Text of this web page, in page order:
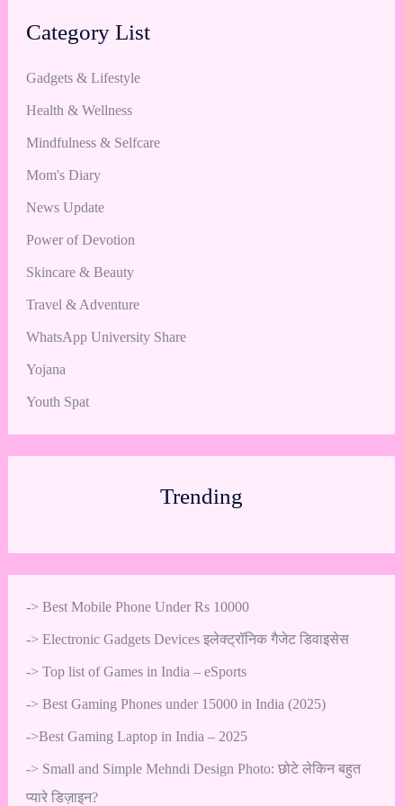
Category List
Gadgets & Lifestyle
Health & Wellness
Mindfulness & Selfcare
Mom's Diary
News Update
Power of Devotion
Skincare & Beauty
Travel & Adventure
WhatsApp University Share
Yojana
Youth Spat
Trending
-> Best Mobile Phone Under Rs 10000
-> Electronic Gadgets Devices इलेक्ट्रॉनिक गैजेट डिवाइसेस
-> Top list of Games in India – eSports
-> Best Gaming Phones under 15000 in India (2025)
->Best Gaming Laptop in India – 2025
-> Small and Simple Mehndi Design Photo: छोटे लेकिन बहुत
प्यारे डिज़ाइन?